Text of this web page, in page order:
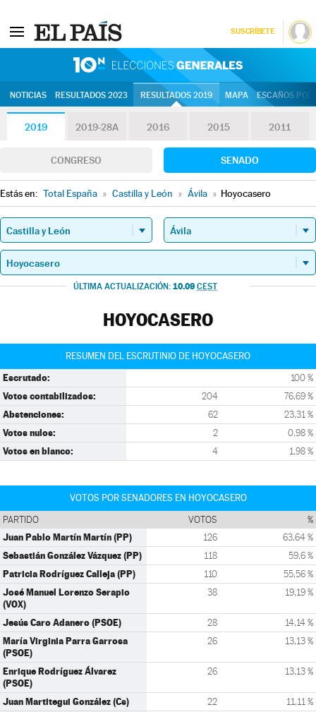
SUSCRÍBETE
NOTICIAS RESULTADOS 2023 RESULTADOS 2019 MAPA ESCAÑOS
2019 2019-28A 2016 2015 2011
CONGRESO SENADO
Estás en: Total España » Castilla y León » Ávila » Hoyocasero
ÚLTIMA ACTUALIZACIÓN: 10.09 CEST
HOYOCASERO
RESUMEN DEL ESCRUTINIO DE HOYOCASERO
Escrutado: 100 %
Votos contabilizados: 204 76,69 %
Abstenciones: 62 23,31 %
Votos nulos: 2 0,98 %
Votos en blanco: 4 1,98 %
VOTOS POR SENADORES EN HOYOCASERO
PARTIDO VOTOS %
Juan Pablo Martín Martín (PP) 126 63,64 %
Sebastián González Vázquez (PP) 118 59,6 %
Patricia Rodríguez Calleja (PP) 110 55,56 %
José Manuel Lorenzo Serapio
(VOX)
38 19,19 %
Jesús Caro Adanero (PSOE) 28 14,14 %
María Virginia Parra Garrosa
(PSOE)
26 13,13 %
Enrique Rodríguez Álvarez
(PSOE)
26 13,13 %
Juan Martitegui González (Cs) 22 11,11 %